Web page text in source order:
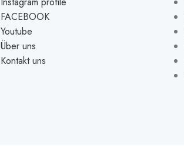
FACEBOOK
Youtube
Über uns
Kontakt uns